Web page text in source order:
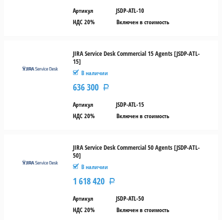
Артикул
JSDP-ATL-10
НДС 20%
Включен в стоимость
JIRA Service Desk Commercial 15 Agents [JSDP-ATL-
15]
В наличии
636 300 Р
Артикул
JSDP-ATL-15
НДС 20%
Включен в стоимость
JIRA Service Desk Commercial 50 Agents [JSDP-ATL-
50]
В наличии
1 618 420 Р
Артикул
JSDP-ATL-50
НДС 20%
Включен в стоимость